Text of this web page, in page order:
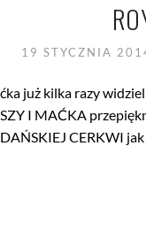
19 STYCZNIA
już kilka razy
I MAĆKA
CERKWI